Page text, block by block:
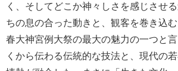
く、そしてどこか神々しさを感じさせ
ちの息の合った動きと、観客を巻き込
春大神宮例大祭の最大の魅力の一つと
くから伝わる伝統的な技法と、現代の